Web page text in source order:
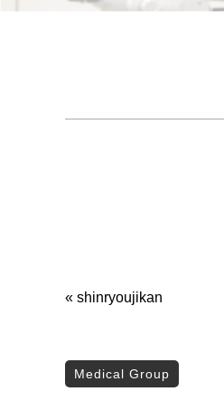
« shinryoujikan
Medical Group